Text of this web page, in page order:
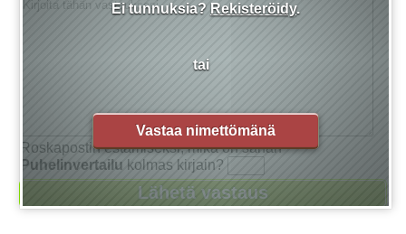
Ei tunnuksia? Rekisteröidy.
tai
Vastaa nimettömänä
Roskapostin estämiseksi, mikä on sanan
Puhelinvertailu kolmas kirjain?